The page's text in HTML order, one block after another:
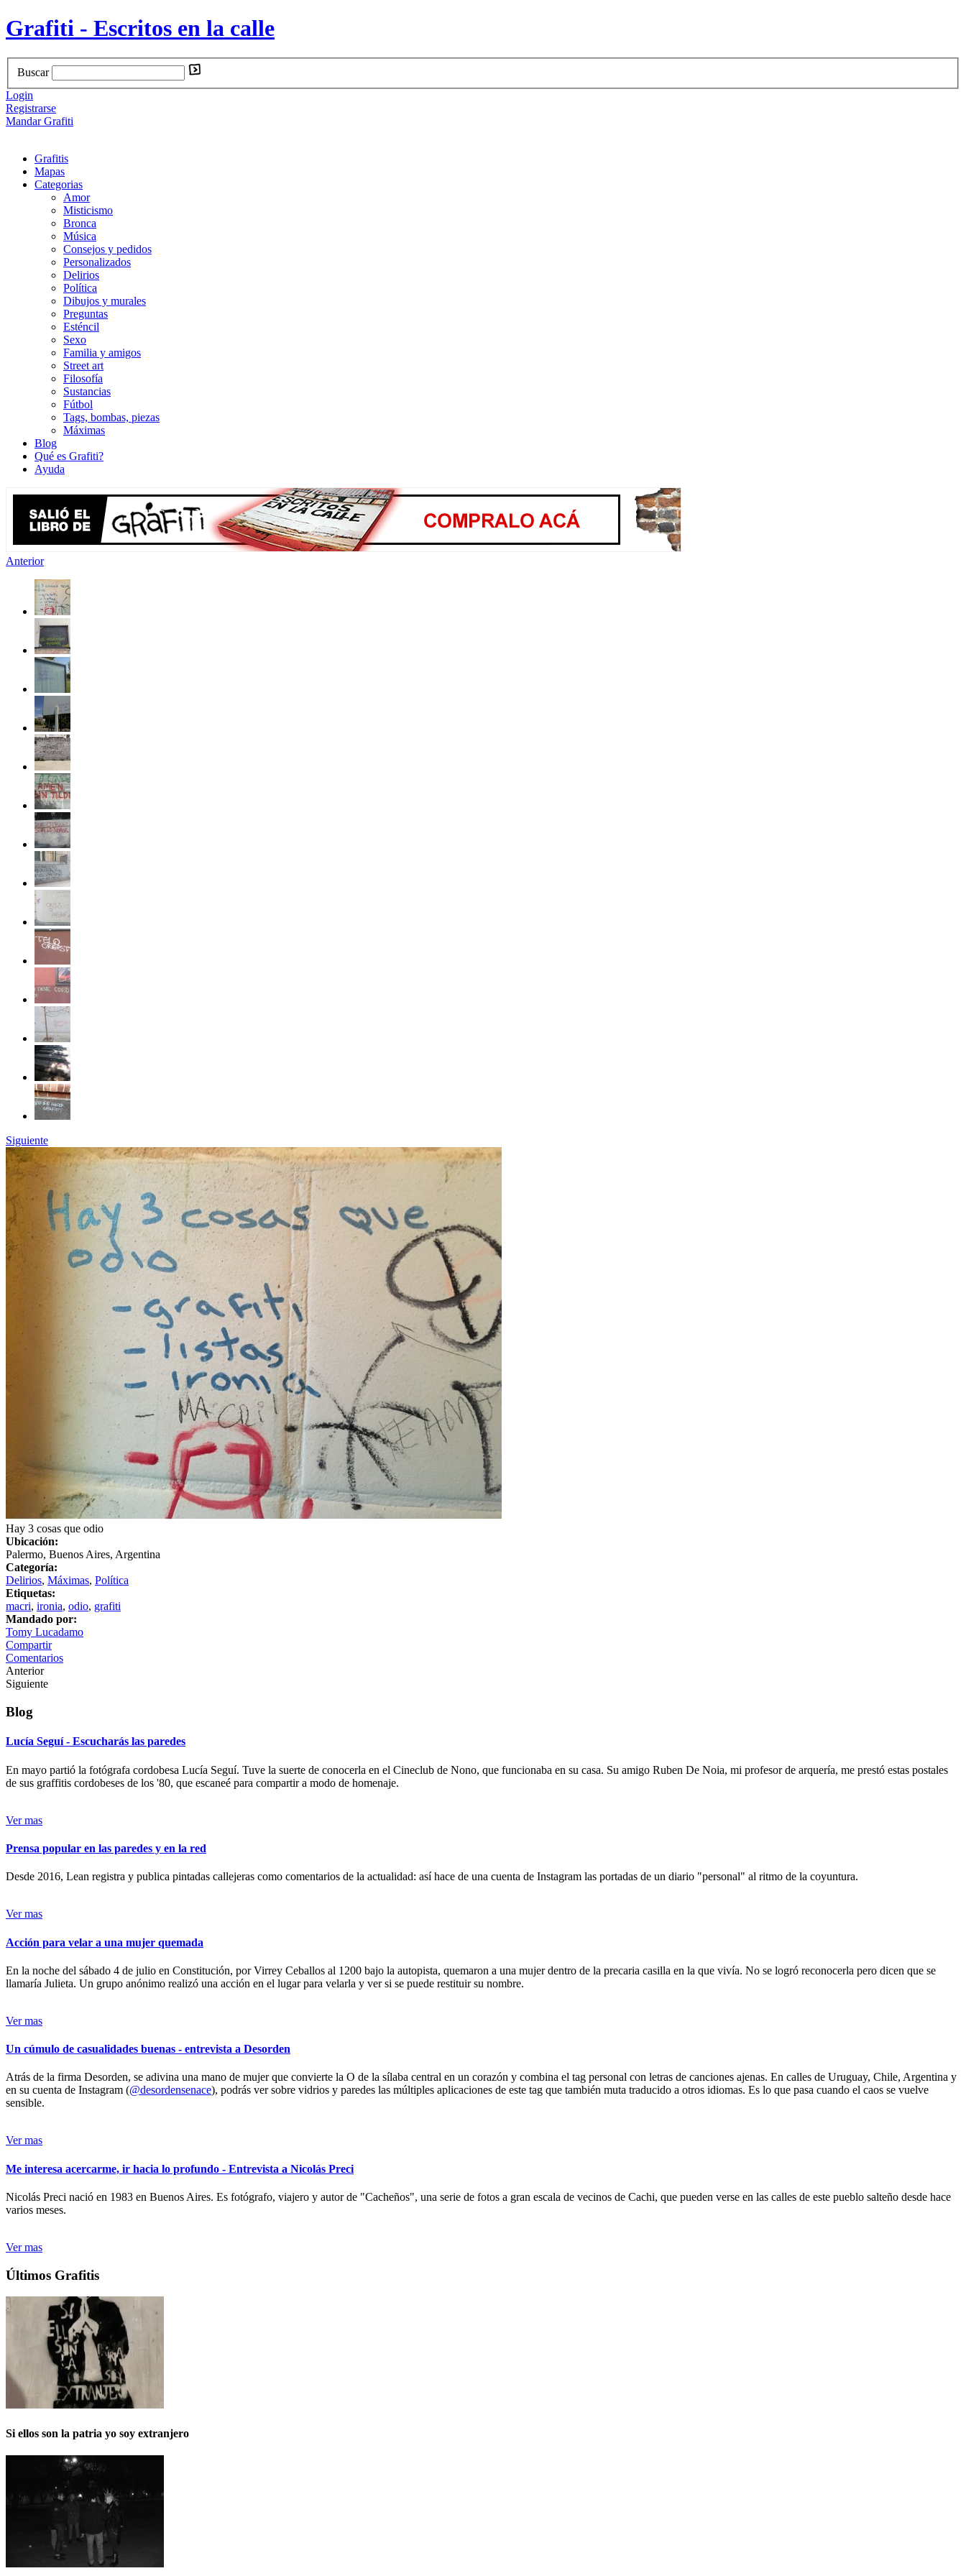
Grafiti - Escritos en la calle
Buscar
Login
Registrarse
Mandar Grafiti
Grafitis
Mapas
Categorias
Amor
Misticismo
Bronca
Música
Consejos y pedidos
Personalizados
Delirios
Política
Dibujos y murales
Preguntas
Esténcil
Sexo
Familia y amigos
Street art
Filosofía
Sustancias
Fútbol
Tags, bombas, piezas
Máximas
Blog
Qué es Grafiti?
Ayuda
Anterior
Siguiente
Hay 3 cosas que odio
Ubicación:
Palermo, Buenos Aires, Argentina
Categoría:
Delirios, Máximas, Política
Etiquetas:
macri, ironia, odio, grafiti
Mandado por:
Tomy Lucadamo
Compartir
Comentarios
Anterior
Siguiente
Blog
Lucía Seguí - Escucharás las paredes
En mayo partió la fotógrafa cordobesa Lucía Seguí. Tuve la suerte de conocerla en el Cineclub de Nono, que funcionaba en su casa. Su amigo Ruben De Noia, mi profesor de arquería, me prestó estas postales
de sus graffitis cordobeses de los '80, que escaneé para compartir a modo de homenaje.
Ver mas
Prensa popular en las paredes y en la red
Desde 2016, Lean registra y publica pintadas callejeras como comentarios de la actualidad: así hace de una cuenta de Instagram las portadas de un diario "personal" al ritmo de la coyuntura.
Ver mas
Acción para velar a una mujer quemada
En la noche del sábado 4 de julio en Constitución, por Virrey Ceballos al 1200 bajo la autopista, quemaron a una mujer dentro de la precaria casilla en la que vivía. No se logró reconocerla pero dicen que se
llamaría Julieta. Un grupo anónimo realizó una acción en el lugar para velarla y ver si se puede restituir su nombre.
Ver mas
Un cúmulo de casualidades buenas - entrevista a Desorden
Atrás de la firma Desorden, se adivina una mano de mujer que convierte la O de la sílaba central en un corazón y combina el tag personal con letras de canciones ajenas. En calles de Uruguay, Chile, Argentina y
en su cuenta de Instagram (@desordensenace), podrás ver sobre vidrios y paredes las múltiples aplicaciones de este tag que también muta traducido a otros idiomas. Es lo que pasa cuando el caos se vuelve
sensible.
Ver mas
Me interesa acercarme, ir hacia lo profundo - Entrevista a Nicolás Preci
Nicolás Preci nació en 1983 en Buenos Aires. Es fotógrafo, viajero y autor de "Cacheños", una serie de fotos a gran escala de vecinos de Cachi, que pueden verse en las calles de este pueblo salteño desde hace
varios meses.
Ver mas
Últimos Grafitis
Si ellos son la patria yo soy extranjero